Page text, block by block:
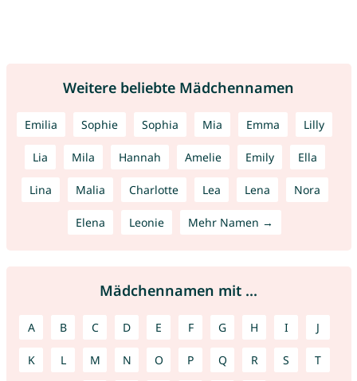
Weitere beliebte Mädchennamen
Emilia Sophie Sophia Mia Emma Lilly
Lia Mila Hannah Amelie Emily Ella
Lina Malia Charlotte Lea Lena Nora
Elena Leonie Mehr Namen →
Mädchennamen mit ...
A B C D E F G H I J
K L M N O P Q R S T